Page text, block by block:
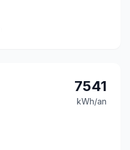
7541
kWh/an